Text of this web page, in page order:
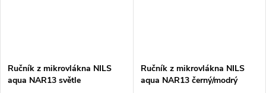
Ručník z mikrovlákna NILS
aqua NAR13 světle
Ručník z mikrovlákna NILS
aqua NAR13 černý/modrý